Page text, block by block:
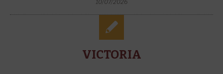
10/07/2026
VICTORIA